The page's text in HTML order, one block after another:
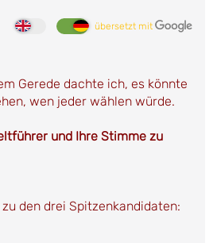
übersetzt mit
Gerede dachte ich, es könnte
wen jeder wählen würde.
und Ihre Stimme zu
den drei Spitzenkandidaten: